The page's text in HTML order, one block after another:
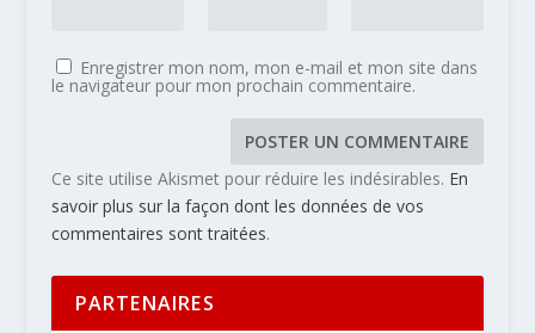
Enregistrer mon nom, mon e-mail et mon site dans
le navigateur pour mon prochain commentaire.
Ce site utilise Akismet pour réduire les indésirables. En
savoir plus sur la façon dont les données de vos
commentaires sont traitées.
PARTENAIRES